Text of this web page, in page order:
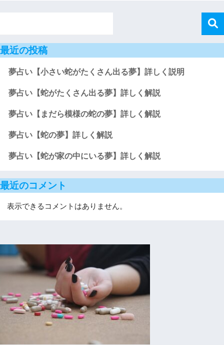
最近の投稿
夢占い【小さい蛇がたくさん出る夢】詳しく説明
夢占い【蛇がたくさん出る夢】詳しく解説
夢占い【まだら模様の蛇の夢】詳しく解説
夢占い【蛇の夢】詳しく解説
夢占い【蛇が家の中にいる夢】詳しく解説
最近のコメント
表示できるコメントはありません。